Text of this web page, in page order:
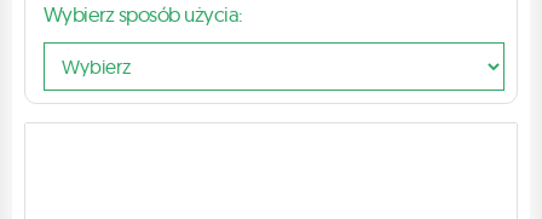
Wybierz sposób użycia: